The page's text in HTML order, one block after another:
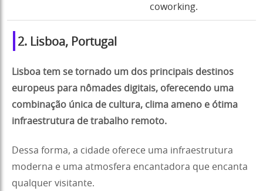
coworking.
2. Lisboa, Portugal
Lisboa tem se tornado um dos principais destinos
europeus para nômades digitais, oferecendo uma
combinação única de cultura, clima ameno e ótima
infraestrutura de trabalho remoto.
Dessa forma, a cidade oferece uma infraestrutura
moderna e uma atmosfera encantadora que encanta
qualquer visitante.